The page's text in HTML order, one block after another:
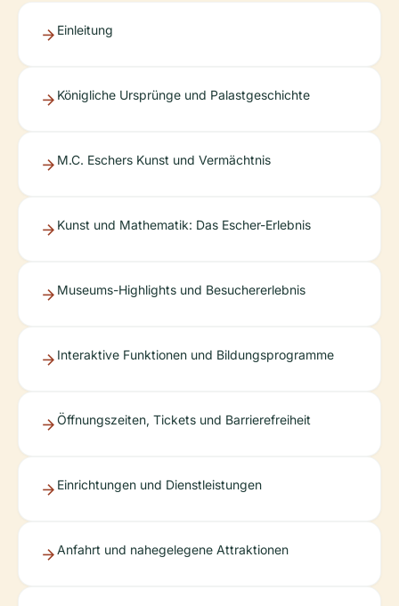
Einleitung
Königliche Ursprünge und Palastgeschichte
M.C. Eschers Kunst und Vermächtnis
Kunst und Mathematik: Das Escher-Erlebnis
Museums-Highlights und Besuchererlebnis
Interaktive Funktionen und Bildungsprogramme
Öffnungszeiten, Tickets und Barrierefreiheit
Einrichtungen und Dienstleistungen
Anfahrt und nahegelegene Attraktionen